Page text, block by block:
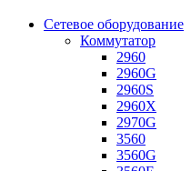
Сетевое оборудование
Коммутатор
2960
2960G
2960S
2960X
2970G
3560
3560G